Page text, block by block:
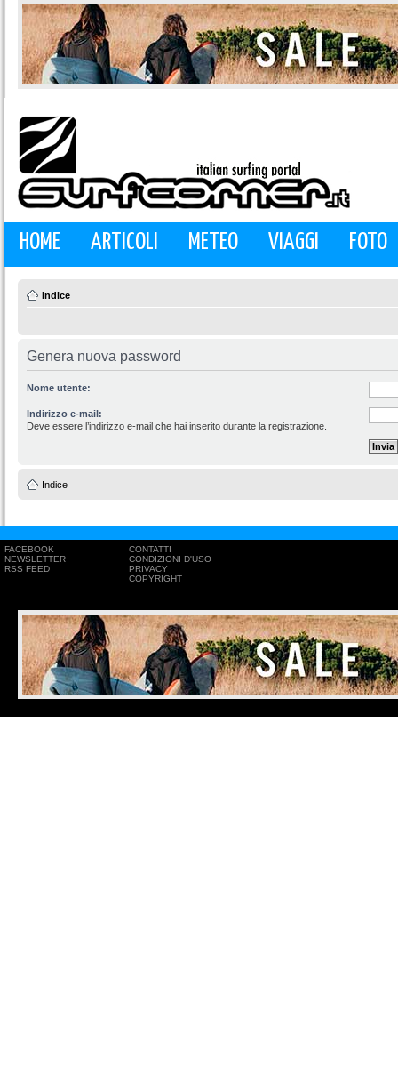
HOME ARTICOLI METEO VIAGGI FOTO
Indice
Genera nuova password
Nome utente:
Indirizzo e-mail:
Deve essere l’indirizzo e-mail che hai inserito durante la registrazione.
Indice
FACEBOOK
NEWSLETTER
RSS FEED
CONTATTI
CONDIZIONI D'USO
PRIVACY
COPYRIGHT